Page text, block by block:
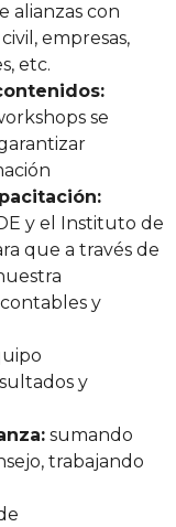
alianzas con
empresas,
etc.
se
y el Instituto de
que a través de
y
y
sumando
trabajando